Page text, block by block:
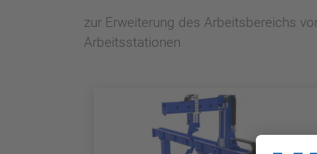
zur Erweiterung des Arbeitsbereichs
Arbeitsstationen